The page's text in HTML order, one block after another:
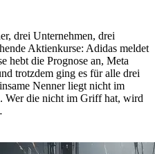
drei Unternehmen, drei
Aktienkurse: Adidas meldet
hebt die Prognose an, Meta
trotzdem ging es für alle drei
Nenner liegt nicht im
Wer die nicht im Griff hat, wird